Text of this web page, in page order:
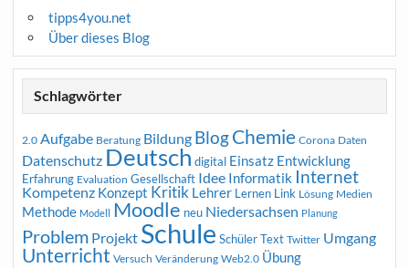
tipps4you.net
Über dieses Blog
Schlagwörter
2.0 Aufgabe Beratung Bildung BlogChemie Corona Daten
Datenschutz Deutsch digital Einsatz Entwicklung
Erfahrung Evaluation Gesellschaft Idee Informatik Internet
Kompetenz Konzept Kritik Lehrer Lernen Link Lösung Medien
Methode Modell Moodle neu Niedersachsen Planung
Problem Projekt Schule Schüler Text Twitter Umgang
Unterricht Versuch Veränderung Web2.0 Übung